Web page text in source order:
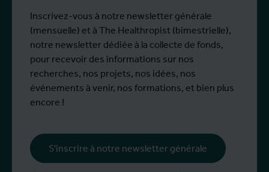
Inscrivez-vous à notre newsletter générale
(mensuelle) et à The Healthropist (bimestrielle),
notre newsletter dédiée à la collecte de fonds,
pour recevoir des informations sur nos
recherches, nos projets, nos idées, nos
événements à venir, nos formations, et bien plus
encore !
S'inscrire à notre newsletter générale